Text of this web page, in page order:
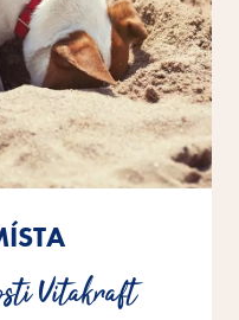
Vitakraft
Vitakraft
Vitakraft